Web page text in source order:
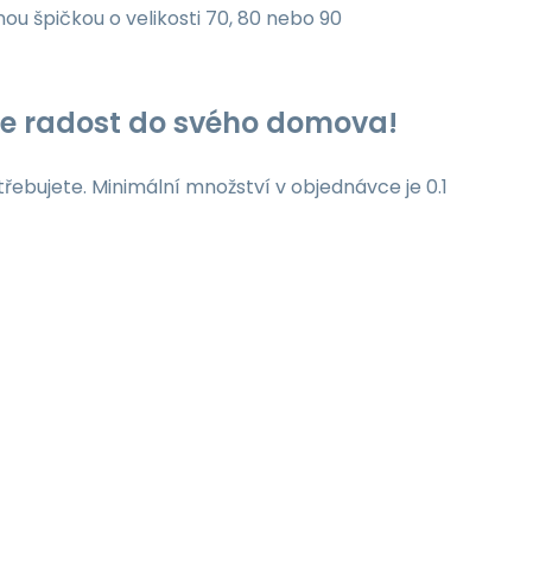
špičkou o velikosti 70, 80 nebo 90
radost do svého domova!
Minimální množství v objednávce je 0.1